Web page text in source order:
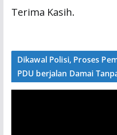
Terima Kasih.
Dikawal Polisi, Proses
PDU berjalan Damai